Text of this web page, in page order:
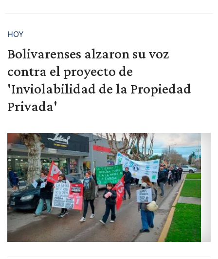
HOY
Bolivarenses alzaron su voz
contra el proyecto de
'Inviolabilidad de la Propiedad
Privada'